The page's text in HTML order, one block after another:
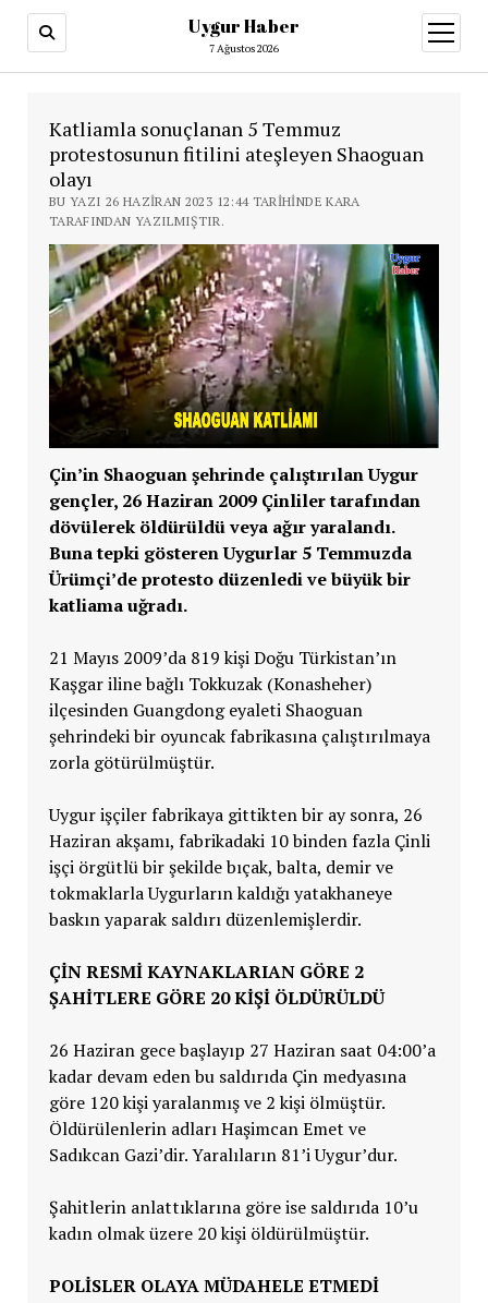
Uygur Haber
7 Ağustos 2026
aç
Katliamla sonuçlanan 5 Temmuz
protestosunun fitilini ateşleyen Shaoguan
olayı
BU YAZI 26 HAZIRAN 2023 12:44 TARIHINDE KARA
TARAFINDAN YAZILMIŞTIR.
Çin’in Shaoguan şehrinde çalıştırılan Uygur
gençler, 26 Haziran 2009 Çinliler tarafından
dövülerek öldürüldü veya ağır yaralandı.
Buna tepki gösteren Uygurlar 5 Temmuzda
Ürümçi’de protesto düzenledi ve büyük bir
katliama uğradı.
21 Mayıs 2009’da 819 kişi Doğu Türkistan’ın
Kaşgar iline bağlı Tokkuzak (Konasheher)
ilçesinden Guangdong eyaleti Shaoguan
şehrindeki bir oyuncak fabrikasına çalıştırılmaya
zorla götürülmüştür.
Uygur işçiler fabrikaya gittikten bir ay sonra, 26
Haziran akşamı, fabrikadaki 10 binden fazla Çinli
işçi örgütlü bir şekilde bıçak, balta, demir ve
tokmaklarla Uygurların kaldığı yatakhaneye
baskın yaparak saldırı düzenlemişlerdir.
ÇİN RESMİ KAYNAKLARIAN GÖRE 2
ŞAHİTLERE GÖRE 20 KİŞİ ÖLDÜRÜLDÜ
26 Haziran gece başlayıp 27 Haziran saat 04:00’a
kadar devam eden bu saldırıda Çin medyasına
göre 120 kişi yaralanmış ve 2 kişi ölmüştür.
Öldürülenlerin adları Haşimcan Emet ve
Sadıkcan Gazi’dir. Yaralıların 81’i Uygur’dur.
Şahitlerin anlattıklarına göre ise saldırıda 10’u
kadın olmak üzere 20 kişi öldürülmüştür.
POLİSLER OLAYA MÜDAHELE ETMEDİ